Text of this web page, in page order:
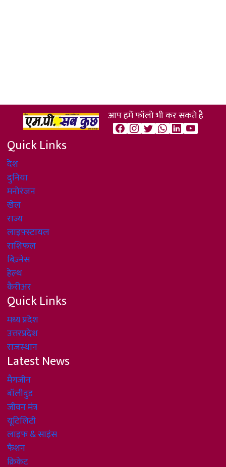
आप हमें फॉलो भी कर सकते है
Quick Links
देश
दुनिया
मनोरंजन
खेल
राज्य
लाइफ़्स्टायल
राशिफल
बिज़्नेस
हेल्थ
कैरीअर
Quick Links
मध्य प्रदेश
उत्तरप्रदेश
राजस्थान
Latest News
मैगजीन
बॉलीवुड
जीवन मंत्र
यूटिलिटी
लाइफ & साइंस
फैशन
क्रिकेट